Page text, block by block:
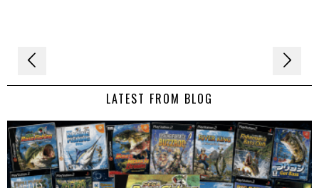
Navigation
de LATEST FROM BLOG